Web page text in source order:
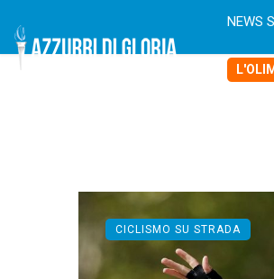
NEWS
CICLISMO SU STRADA